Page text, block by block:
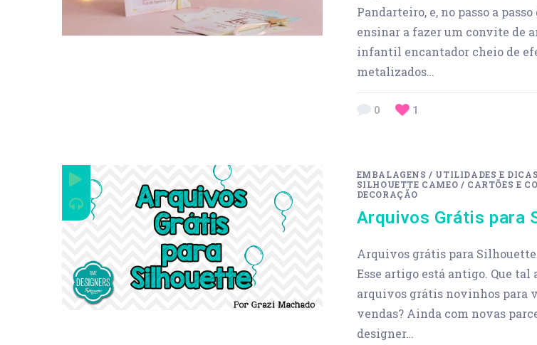
Pandarteiro, e, no passo a
ensinar a fazer um convite de
infantil encantador cheio de
metalizados…
0 1
EMBALAGENS / UTILIDADES E
SILHOUETTE CAMEO / CARTÕES E
DECORAÇÃO
Arquivos Grátis para
Arquivos grátis para
Esse artigo está antigo. Que tal
arquivos grátis novinhos para
vendas? Ainda com novas
designer…